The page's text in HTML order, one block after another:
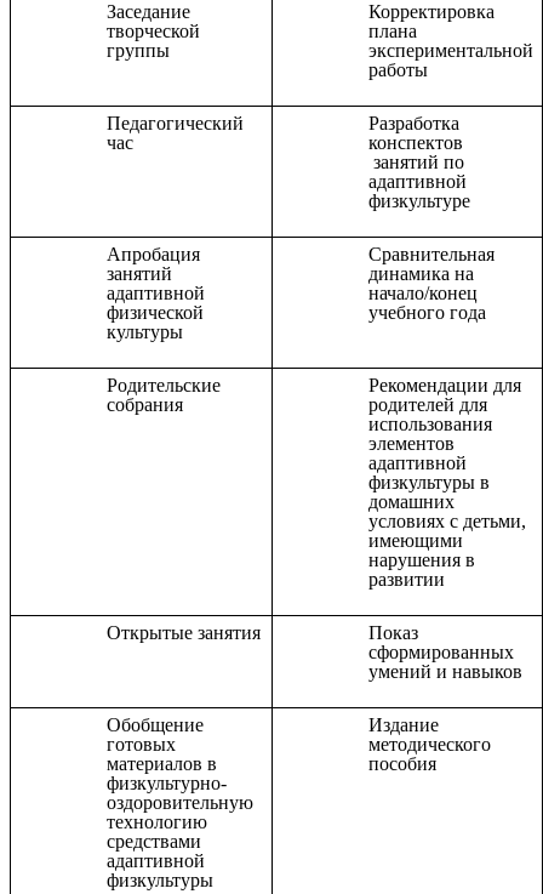
Заседание
творческой
группы
Корректировка
плана
экспериментальной
работы
Педагогический
час
Разработка
конспектов
занятий по
адаптивной
физкультуре
Апробация
занятий
адаптивной
физической
культуры
Сравнительная
динамика на
начало/конец
учебного года
Родительские
собрания
Рекомендации для
родителей для
использования
элементов
адаптивной
физкультуры в
домашних
условиях с детьми,
имеющими
нарушения в
развитии
Открытые занятия
Показ
сформированных
умений и навыков
Обобщение
готовых
материалов в
физкультурно-
оздоровительную
технологию
средствами
адаптивной
физкультуры
Издание
методического
пособия